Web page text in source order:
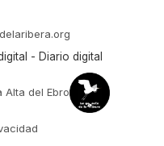
- Diario digital
Alta del Ebro